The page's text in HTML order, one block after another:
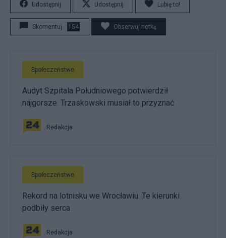
Udostępnij Udostępnij Lubię to!
Skomentuj 154 Obserwuj notkę
Społeczeństwo
Audyt Szpitala Południowego potwierdził
najgorsze. Trzaskowski musiał to przyznać
Redakcja
Społeczeństwo
Rekord na lotnisku we Wrocławiu. Te kierunki
podbiły serca
Redakcja